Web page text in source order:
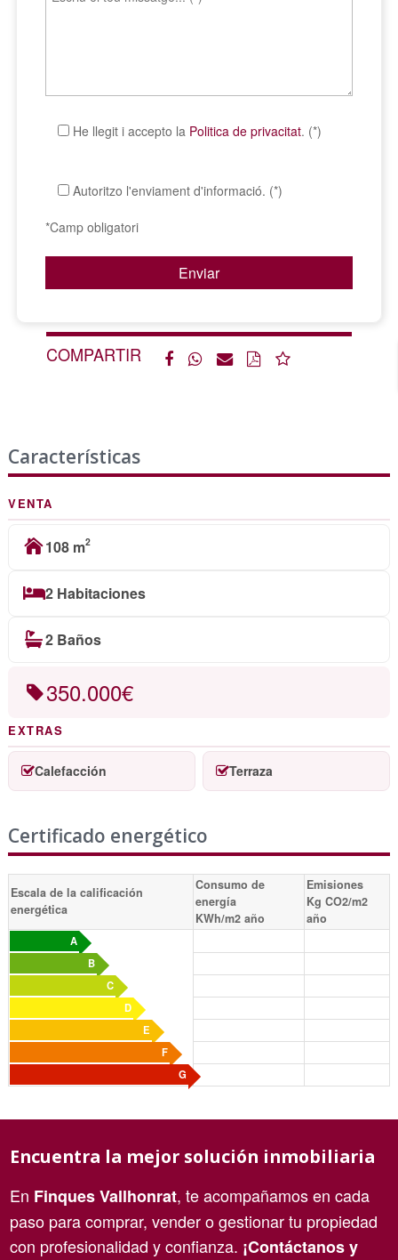
He llegit i accepto la Politica de privacitat. (*)
Autoritzo l'enviament d'informació. (*)
*Camp obligatori
COMPARTIR
Características
VENTA
108 m2
2 Habitaciones
2 Baños
350.000€
EXTRAS
Calefacción Terraza
Certificado energético
Escala de la calificación
energética
Consumo de
energía
KWh/m2 año
Emisiones
Kg CO2/m2
año
A
B
C
D
E
F
G
Encuentra la mejor solución inmobiliaria
En Finques Vallhonrat, te acompañamos en cada
paso para comprar, vender o gestionar tu propiedad
con profesionalidad y confianza. ¡Contáctanos y